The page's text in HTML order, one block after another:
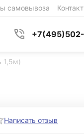
самовывоза
1,5м)
Написать отзыв